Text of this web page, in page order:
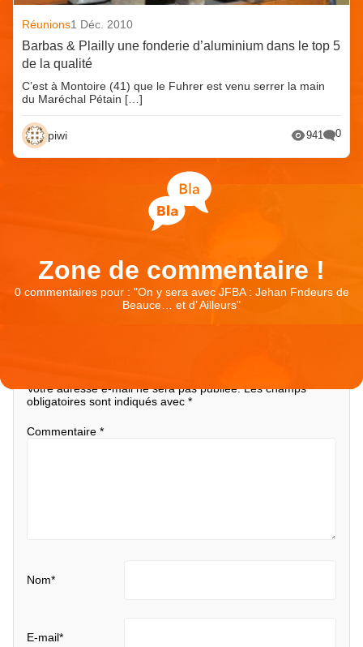
Réunions1 Déc. 2010
Barbas & Plailly une fonderie d’aluminium dans le top 5
de la qualité
C’est à Montoire (41) que le Fuhrer est venu serrer la main
du Maréchal Pétain […]
piwi 941 0
Zone de commentaire !
0 commentaires pour : "On y sera avec JFBA : Jehan Fndeurs de
Beauce… et d’ Ailleurs"
Votre adresse e-mail ne sera pas publiée. Les champs
obligatoires sont indiqués avec *
Commentaire *
Nom*
E-mail*